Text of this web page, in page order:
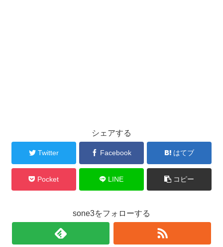
シェアする
Twitter Facebook はてブ
Pocket LINE コピー
sone3をフォローする